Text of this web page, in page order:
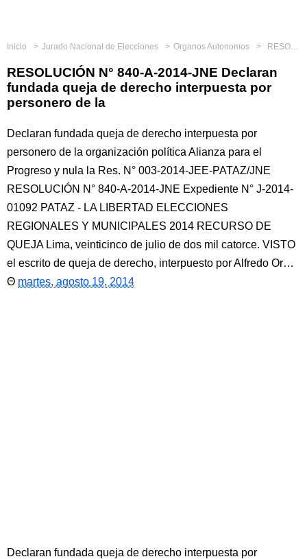
Inicio Jurado Nacional de Elecciones Organos Autonomos RESOLUCIÓN N° 840-A-2014-JNE Declaran fundada queja de derecho interpuesta por personero de la
RESOLUCIÓN N° 840-A-2014-JNE Declaran
fundada queja de derecho interpuesta por
personero de la
Declaran fundada queja de derecho interpuesta por
personero de la organización política Alianza para el
Progreso y nula la Res. N° 003-2014-JEE-PATAZ/JNE
RESOLUCIÓN N° 840-A-2014-JNE Expediente N° J-2014-
01092 PATAZ - LA LIBERTAD ELECCIONES
REGIONALES Y MUNICIPALES 2014 RECURSO DE
QUEJA Lima, veinticinco de julio de dos mil catorce. VISTO
el escrito de queja de derecho, interpuesto por Alfredo Or…
martes, agosto 19, 2014
Declaran fundada queja de derecho interpuesta por